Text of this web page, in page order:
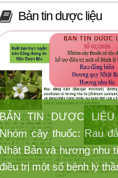
Bản tin dược liệu
BẢN TIN DƯỢC
cây thuốc: Rau
Nhật Bản và hương nhu
trị một số bệnh lý